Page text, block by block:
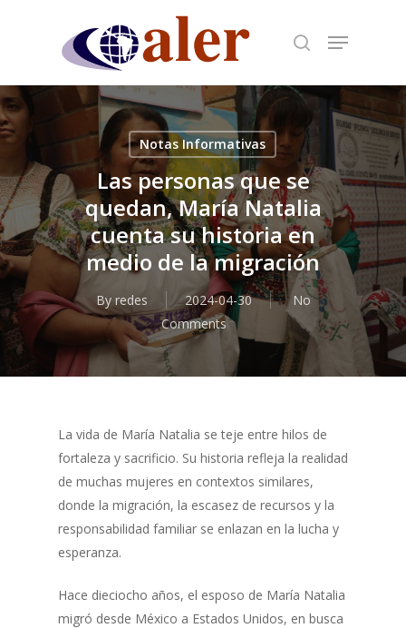
content
Notas Informativas
Las personas que se
quedan, María Natalia
cuenta su historia en
medio de la migración
By redes 2024-04-30
No
Comments
La vida de María Natalia se teje entre hilos de
fortaleza y sacrificio. Su historia refleja la realidad
de muchas mujeres en contextos similares,
donde la migración, la escasez de recursos y la
responsabilidad familiar se enlazan en la lucha y
esperanza.
Hace dieciocho años, el esposo de María Natalia
migró desde México a Estados Unidos, en busca